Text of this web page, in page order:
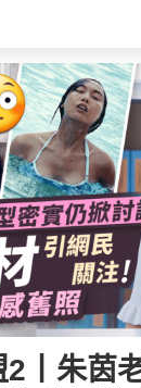
丨朱茵